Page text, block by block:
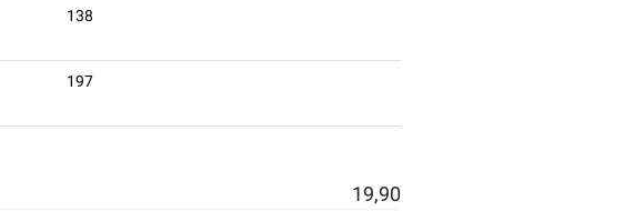
138
197
19,90